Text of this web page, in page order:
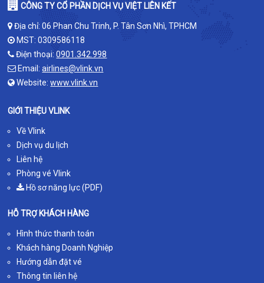
CÔNG TY CỔ PHẦN DỊCH VỤ VIỆT LIÊN KẾT
Địa chỉ: 06 Phan Chu Trinh, P. Tân Sơn Nhì, TPHCM
MST: 0309586118
Điện thoại:0901.342.998
Email:airlines@vlink.vn
Website:www.vlink.vn
GIỚI THIỆU VLINK
Về Vlink
Dịch vụ du lịch
Liên hệ
Phòng vé Vlink
Hồ sơ năng lực (PDF)
HỖ TRỢ KHÁCH HÀNG
Hình thức thanh toán
Khách hàng Doanh Nghiệp
Hướng dẫn đặt vé
Thông tin liên hệ